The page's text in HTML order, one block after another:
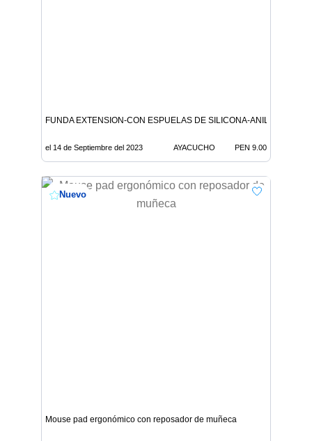
FUNDA EXTENSION-CON ESPUELAS DE SILICONA-ANILLO -
el 14 de Septiembre del 2023 AYACUCHO PEN 9.00
Nuevo
Mouse pad ergonómico con reposador de muñeca